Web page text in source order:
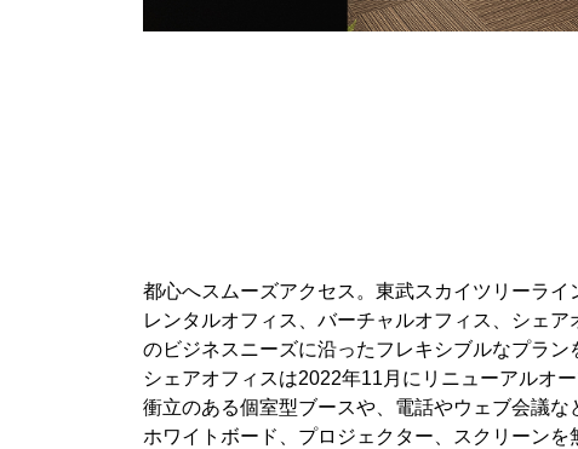
都心へスムーズアクセス。東武スカイツリーラ
レンタルオフィス、バーチャルオフィス、シェ
のビジネスニーズに沿ったフレキシブルなプラン
シェアオフィスは2022年11月にリニューアルオー
衝立のある個室型ブースや、電話やウェブ会議な
ホワイトボード、プロジェクター、スクリーン